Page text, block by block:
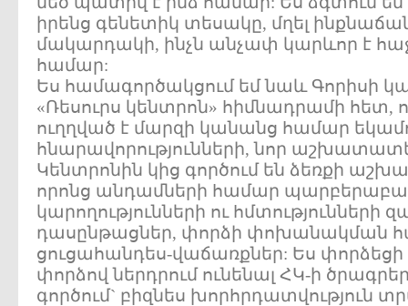
իրենց գենետիկ տեսակը, մղել
մակարդակի, ինչն անչափ կարևոր է
համար:
Ես համագործակցում եմ նաև Գորիսի
«Ռեսուրս կենտրոն» հիմնադրամի հետ,
ուղղված է մարզի կանանց համար
հնարավորությունների, նոր
Կենտրոնին կից գործում են ձեռքի
որոնց անդամների համար
կարողությունների ու հմտությունների
դասընթացներ, փորձի փոխանակման
ցուցահանդես-վաճառքներ: Ես փորձեցի
փորձով ներդրում ունենալ ՀԿ-ի
գործում` բիզնես խորհրդատվություն